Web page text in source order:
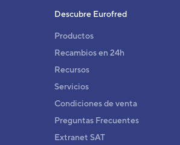
Descubre Eurofred
Productos
Recambios en 24h
Recursos
Servicios
Condiciones de venta
Preguntas Frecuentes
Extranet SAT